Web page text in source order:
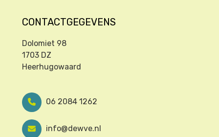
CONTACTGEGEVENS
Dolomiet 98
1703 DZ
Heerhugowaard
06 2084 1262
info@dewve.nl